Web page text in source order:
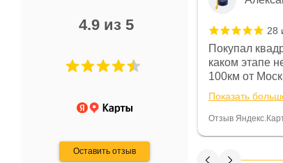
4.9 из 5
Оставить отзыв
Не понравились условия
и дают только на год)
28
Покупал
каком этапе
100км от
спидометре
постоянно
Считаю, что
Показать
Отзыв